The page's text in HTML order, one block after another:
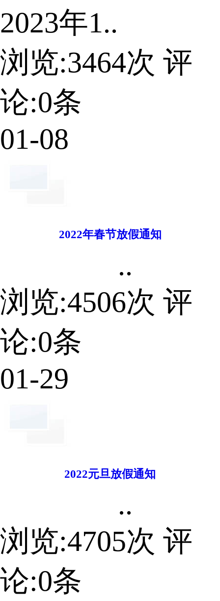
2023年1..
浏览:3464次 评
论:0条
01-08
2022年春节放假通知
..
浏览:4506次 评
论:0条
01-29
2022元旦放假通知
..
浏览:4705次 评
论:0条